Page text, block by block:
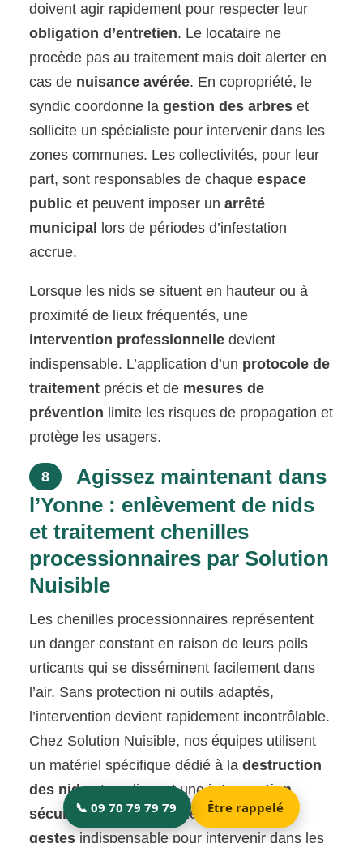
doivent agir rapidement pour respecter leur
obligation d’entretien. Le locataire ne
procède pas au traitement mais doit alerter en
cas de nuisance avérée. En copropriété, le
syndic coordonne lagestion des arbres et
sollicite un spécialiste pour intervenir dans les
zones communes. Les collectivités, pour leur
part, sont responsables de chaqueespace
public et peuvent imposer unarrêté
municipal
lors de périodes d’infestation
accrue.
Lorsque les nids se situent en hauteur ou à
proximité de lieux fréquentés, une
intervention professionnelle devient
indispensable. L’application d’un protocole de
traitement précis et de mesures de
prévention limite les risques de propagation et
protège les usagers.
8
Agissez maintenant dans
l’Yonne : enlèvement de nids
et traitement chenilles
processionnaires par Solution
Nuisible
Les chenilles processionnaires représentent
un danger constant en raison de leurs poils
urticants qui se disséminent facilement dans
l’air. Sans protection ni outils adaptés,
l’intervention devient rapidement incontrôlable.
Chez Solution Nuisible, nos équipes utilisent
un matériel spécifique dédié à ladestruction
des nidset appliquent uneintervention
sécuriséefondée sur une
précision des
gestes indispensable pour intervenir dans les